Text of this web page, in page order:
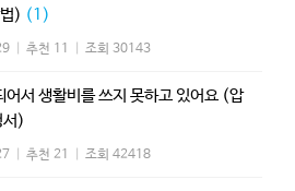
) (1)
추천 11 조회 30143
어서 생활비를 쓰지 못하고 있어요 (압
서)
추천 21 조회 42418